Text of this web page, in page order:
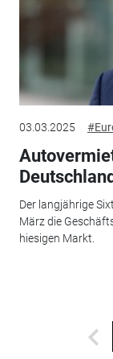
03.03.2025
Der langjährige
März die
hiesigen Markt.